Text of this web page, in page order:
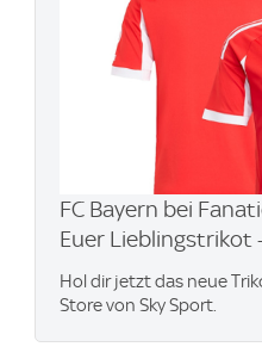
FC Bayern bei
Euer Lieblingstrikot
Hol dir jetzt das neue
Store von Sky Sport.